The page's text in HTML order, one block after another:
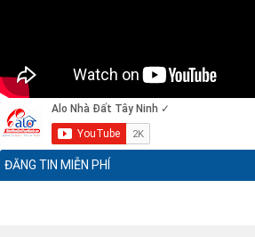
ĐĂNG TIN MIỄN PHÍ